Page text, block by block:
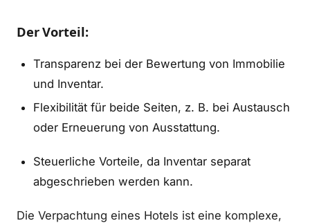
Der Vorteil:
Transparenz bei der Bewertung von Immobilie
und Inventar.
Flexibilität für beide Seiten, z. B. bei Austausch
oder Erneuerung von Ausstattung.
Steuerliche Vorteile, da Inventar separat
abgeschrieben werden kann.
Die Verpachtung eines Hotels ist eine komplexe,